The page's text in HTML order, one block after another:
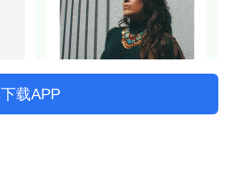
下载APP